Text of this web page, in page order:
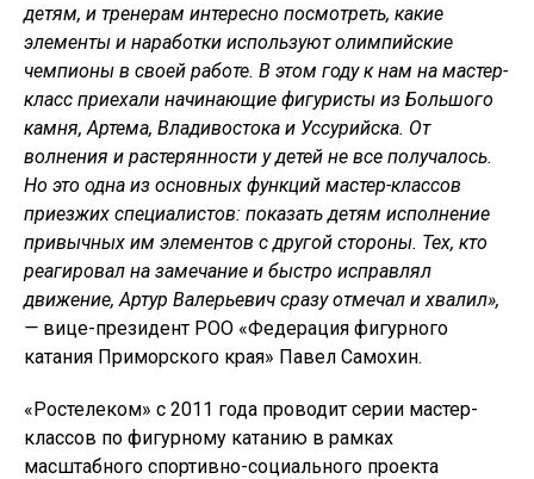
детям, и тренерам интересно посмотреть, какие
элементы и наработки используют олимпийские
чемпионы в своей работе. В этом году к нам на мастер-
класс приехали начинающие фигуристы из Большого
камня, Артема, Владивостока и Уссурийска. От
волнения и растерянности у детей не все получалось.
Но это одна из основных функций мастер-классов
приезжих специалистов: показать детям исполнение
привычных им элементов с другой стороны. Тех, кто
реагировал на замечание и быстро исправлял
движение, Артур Валерьевич сразу отмечал и хвалил»,
— вице-президент РОО «Федерация фигурного
катания Приморского края» Павел Самохин.
«Ростелеком» с 2011 года проводит серии мастер-
классов по фигурному катанию в рамках
масштабного спортивно-социального проекта